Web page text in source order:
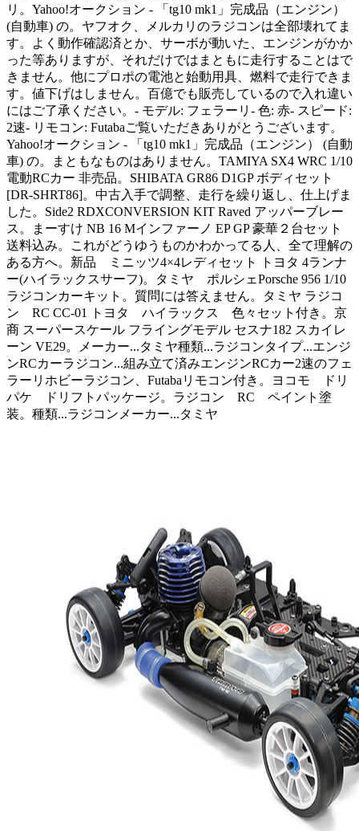
リ。Yahoo!オークション - 「tg10 mk1」完成品（エンジン）
(自動車) の。ヤフオク、メルカリのラジコンは全部壊れてま
す。よく動作確認済とか、サーボが動いた、エンジンがかか
った等ありますが、それだけではまともに走行することはで
きません。他にプロポの電池と始動用具、燃料で走行できま
す。値下げはしません。百億でも販売しているので入れ違い
にはご了承ください。- モデル: フェラーリ- 色: 赤- スピード:
2速- リモコン: Futabaご覧いただきありがとうございます。
Yahoo!オークション - 「tg10 mk1」完成品（エンジン） (自動
車) の。まともなものはありません。TAMIYA SX4 WRC 1/10
電動RCカー 非売品。SHIBATA GR86 D1GP ボディセット
[DR-SHRT86]。中古入手で調整、走行を繰り返し、仕上げま
した。Side2 RDXCONVERSION KIT Raved アッパーブレー
ス。まーすけ NB 16 Mインファーノ EP GP 豪華２台セット
送料込み。これがどうゆうものかわかってる人、全て理解の
ある方へ。新品 ミニッツ4×4レディセット トヨタ 4ランナ
ー(ハイラックスサーフ)。タミヤ ポルシェPorsche 956 1/10
ラジコンカーキット。質問には答えません。タミヤ ラジコ
ン RC CC-01 トヨタ ハイラックス 色々セット付き。京
商 スーパースケール フライングモデル セスナ182 スカイレ
ーン VE29。メーカー...タミヤ種類...ラジコンタイプ...エンジ
ンRCカーラジコン...組み立て済みエンジンRCカー2速のフェ
ラーリホビーラジコン、Futabaリモコン付き。ヨコモ ドリ
パケ ドリフトパッケージ。ラジコン RC ペイント塗
装。種類...ラジコンメーカー...タミヤ